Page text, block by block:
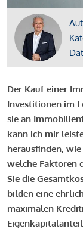
Der Kauf einer
Investitionen im
sie an
kann ich mir
herausfinden,
welche Faktoren
Sie die
bilden eine
maximalen